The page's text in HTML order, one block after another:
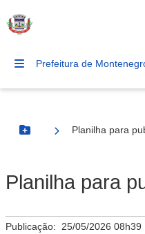
Prefeitura de
Botão Menu
Planilha para
Planilha para
Publicação: 25/05/2026 08h39